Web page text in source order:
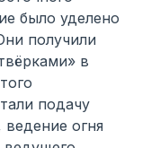
было уделено
получили
в
подачу
огня